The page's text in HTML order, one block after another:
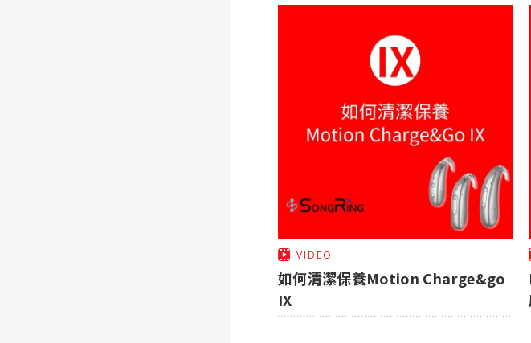
VIDEO
如何清潔保養Motion Charge&go
IX